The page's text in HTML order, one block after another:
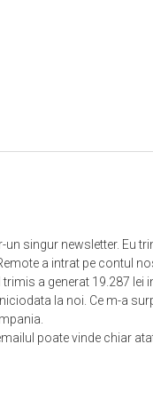
singur newsletter. Eu
a intrat pe contul
a generat 19.287 lei
la noi. Ce m-a
poate vinde chiar